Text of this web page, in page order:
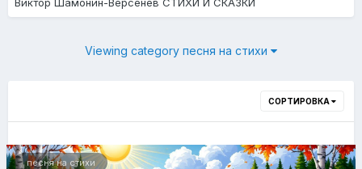
Viewing category песня на стихи
СОРТИРОВКА
песня на стихи